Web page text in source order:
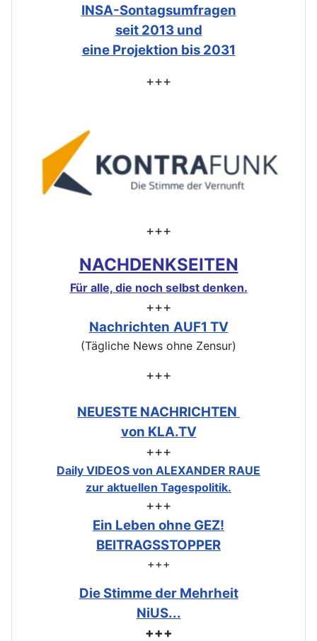
INSA-Sontagsumfragen
seit 2013 und
eine Projektion bis 2031
+++
+++
NACHDENKSEITEN
Für alle, die noch selbst denken.
+++
Nachrichten AUF1 TV
(Tägliche News ohne Zensur)
+++
NEUESTE NACHRICHTEN
von KLA.TV
+++
Daily VIDEOS von ALEXANDER RAUE
zur aktuellen Tagespolitik.
+++
Ein Leben ohne GEZ!
BEITRAGSSTOPPER
+++
Die Stimme der Mehrheit
NiUS...
+++